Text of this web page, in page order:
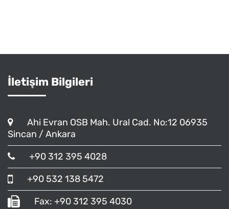
İletişim Bilgileri
Ahi Evran OSB Mah. Ural Cad. No:12 06935
Sincan / Ankara
+90 312 395 4028
+90 532 138 5472
Fax: +90 312 395 4030